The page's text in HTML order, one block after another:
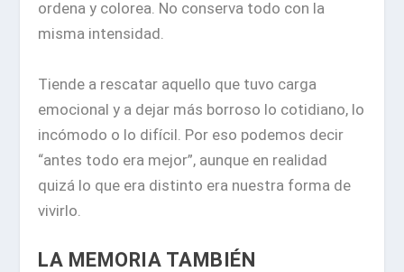
ordena y colorea. No conserva todo con la
misma intensidad.
Tiende a rescatar aquello que tuvo carga
emocional y a dejar más borroso lo cotidiano, lo
incómodo o lo difícil. Por eso podemos decir
“antes todo era mejor”, aunque en realidad
quizá lo que era distinto era nuestra forma de
vivirlo.
LA MEMORIA TAMBIÉN